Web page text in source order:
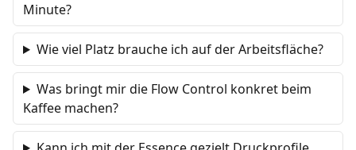
Minute?
Wie viel Platz brauche ich auf der Arbeitsfläche?
Was bringt mir die Flow Control konkret beim
Kaffee machen?